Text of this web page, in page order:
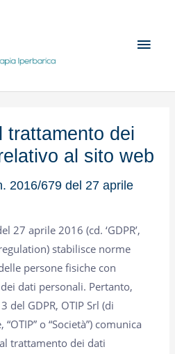
trattamento dei
al sito web
2016/679 del 27 aprile
27 aprile 2016 (cd. ‘GDPR’,
stabilisce norme
persone fisiche con
dati personali. Pertanto,
del GDPR, OTIP Srl (di
o “Società”) comunica
trattamento dei dati